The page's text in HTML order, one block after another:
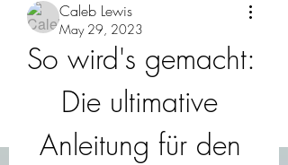
Caleb Lewis
May 29, 2023
So wird's gemacht:
Die ultimative
Anleitung für den